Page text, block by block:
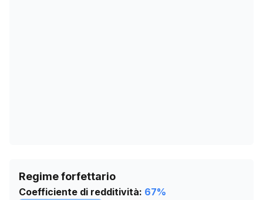
Regime forfettario
Coefficiente di redditività: 67%